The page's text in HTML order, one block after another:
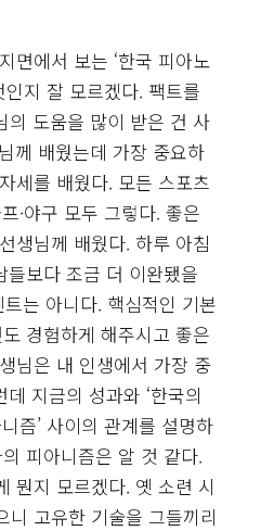
면에서 보는 ‘한국 피아노
인지 잘 모르겠다. 팩트를
의 도움을 많이 받은 건 사
께 배웠는데 가장 중요하
세를 배웠다. 모든 스포츠
·야구 모두 그렇다. 좋은
생님께 배웠다. 하루 아침
보다 조금 더 이완됐을
는 아니다. 핵심적인 기본
경험하게 해주시고 좋은
님은 내 인생에서 가장 중
지금의 성과와 ‘한국의
즘’ 사이의 관계를 설명하
피아니즘은 알 것 같다.
뭔지 모르겠다. 옛 소련 시
니 고유한 기술을 그들끼리